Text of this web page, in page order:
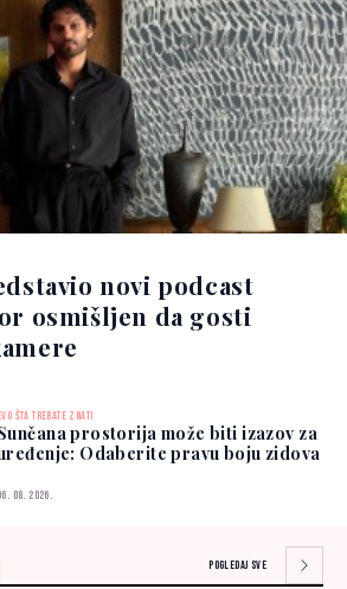
novi podcast
osmišljen da gosti
ŠTA TREBATE ZNATI
prostorija može biti izazov za
Odaberite pravu boju zidova
08. 2026.
POGLEDAJ SVE